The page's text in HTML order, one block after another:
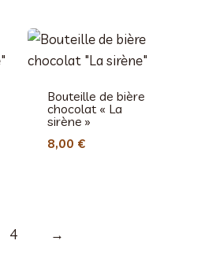
Bouteille de bière
chocolat « La
sirène »
8,00 €
4 →